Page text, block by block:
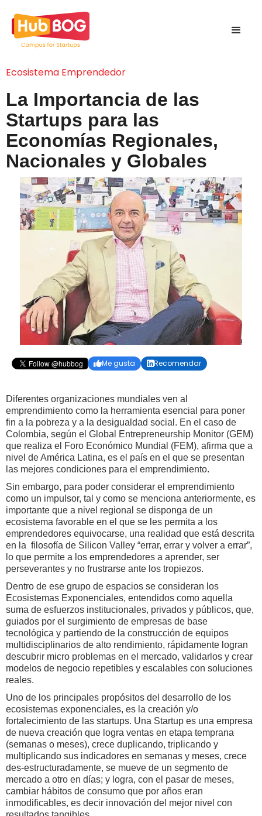
Ecosistema Emprendedor
La Importancia de las
Startups para las
Economías Regionales,
Nacionales y Globales
Me gusta Recomendar
Diferentes organizaciones mundiales ven al
emprendimiento como la herramienta esencial para poner
fin a la pobreza y a la desigualdad social. En el caso de
Colombia, según el Global Entrepreneurship Monitor (GEM)
que realiza el Foro Económico Mundial (FEM), afirma que a
nivel de América Latina, es el país en el que se presentan
las mejores condiciones para el emprendimiento.
Sin embargo, para poder considerar el emprendimiento
como un impulsor, tal y como se menciona anteriormente, es
importante que a nivel regional se disponga de un
ecosistema favorable en el que se les permita a los
emprendedores equivocarse, una realidad que está descrita
en la filosofía de Silicon Valley “errar, errar y volver a errar”,
lo que permite a los emprendedores a aprender, ser
perseverantes y no frustrarse ante los tropiezos.
Dentro de ese grupo de espacios se consideran los
Ecosistemas Exponenciales, entendidos como aquella
suma de esfuerzos institucionales, privados y públicos, que,
guiados por el surgimiento de empresas de base
tecnológica y partiendo de la construcción de equipos
multidisciplinarios de alto rendimiento, rápidamente logran
descubrir micro problemas en el mercado, validarlos y crear
modelos de negocio repetibles y escalables con soluciones
reales.
Uno de los principales propósitos del desarrollo de los
ecosistemas exponenciales, es la creación y/o
fortalecimiento de las startups. Una Startup es una empresa
de nueva creación que logra ventas en etapa temprana
(semanas o meses), crece duplicando, triplicando y
multiplicando sus indicadores en semanas y meses, crece
des-estructuradamente, se mueve de un segmento de
mercado a otro en días; y logra, con el pasar de meses,
cambiar hábitos de consumo que por años eran
inmodificables, es decir innovación del mejor nivel con